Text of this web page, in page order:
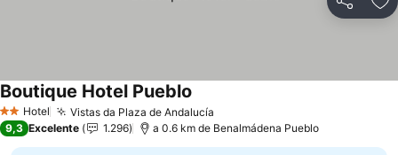
Partilhar
2 Estrelas
Hotel Vistas da Plaza de Andalucía
Boutique Hotel Pueblo
9,3 Excelente 1.296 a 0.6 km de Benalmádena Pueblo